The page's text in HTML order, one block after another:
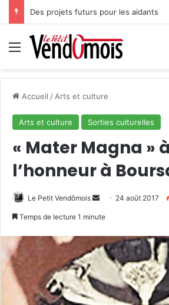
Des projets futurs pour les aidants
Menu
Accueil / Arts et culture
Arts et culture Sorties culturelles
« Mater Magna » à
l’honneur à
Le Petit Vendômois
r
u
24 août 2017
Temps de lecture 1 minute